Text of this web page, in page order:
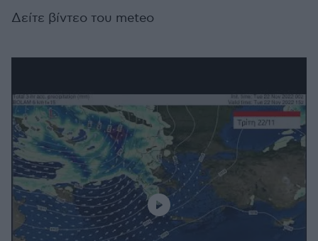
Δείτε βίντεο του meteo